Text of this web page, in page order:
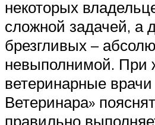
некоторых
сложной задачей, а
брезгливых –
невыполнимой. При
ветеринарные
Ветеринара»
правильно